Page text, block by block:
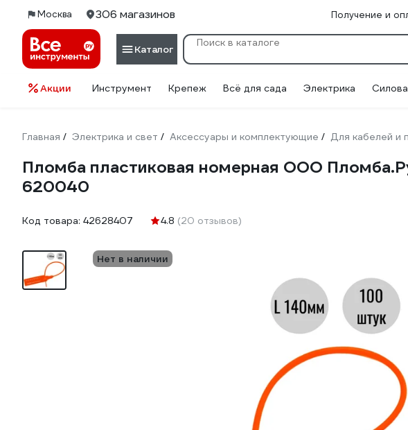
Москва 306 магазинов Получение и
Каталог
Акции Инструмент Крепеж Всё для сада Электрика
Главная / Электрика и свет / Аксессуары и комплектующие / Для кабелей и
Пломба пластиковая номерная ООО
620040
Код товара: 42628407 4.8 (20 отзывов)
Нет в наличии